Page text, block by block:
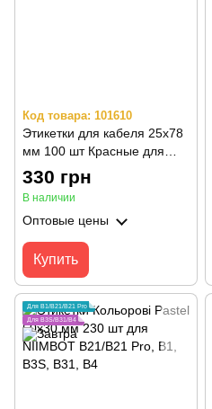
Код товара: 101610
Этикетки для кабеля 25х78
мм 100 шт Красные для
NIIMBOT B21/B21 Pro, B1,
B3S, B31, B4
330 грн
В наличии
Оптовые цены
Купить
Для B1/B21/B21 Pro
Для B3S/B31/B4